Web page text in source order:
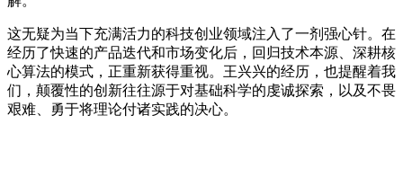
这无疑为当下充满活力的科技创业领域注入了一剂强心针。在
经历了快速的产品迭代和市场变化后，回归技术本源、深耕核
心算法的模式，正重新获得重视。王兴兴的经历，也提醒着我
们，颠覆性的创新往往源于对基础科学的虔诚探索，以及不畏
艰难、勇于将理论付诸实践的决心。